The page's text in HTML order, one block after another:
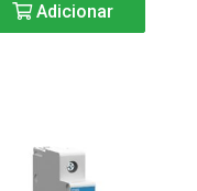
Adicionar